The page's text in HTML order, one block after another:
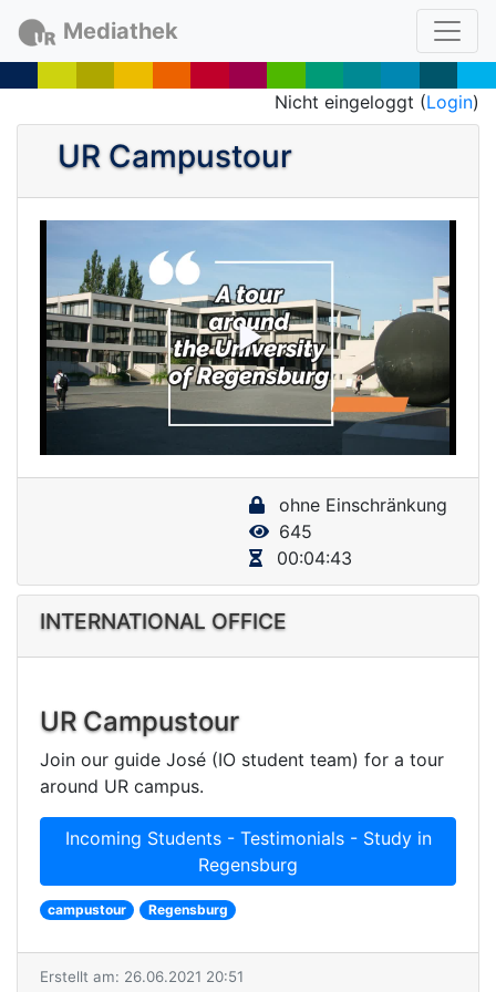
Mediathek
Nicht eingeloggt (Login)
UR Campustour
P
l
a
V
i
d
e
o
ohne Einschränkung
645
00:04:43
INTERNATIONAL OFFICE
UR Campustour
Join our guide José (IO student team) for a tour
around UR campus.
Incoming Students - Testimonials - Study in
Regensburg
campustour Regensburg
Erstellt am: 26.06.2021 20:51